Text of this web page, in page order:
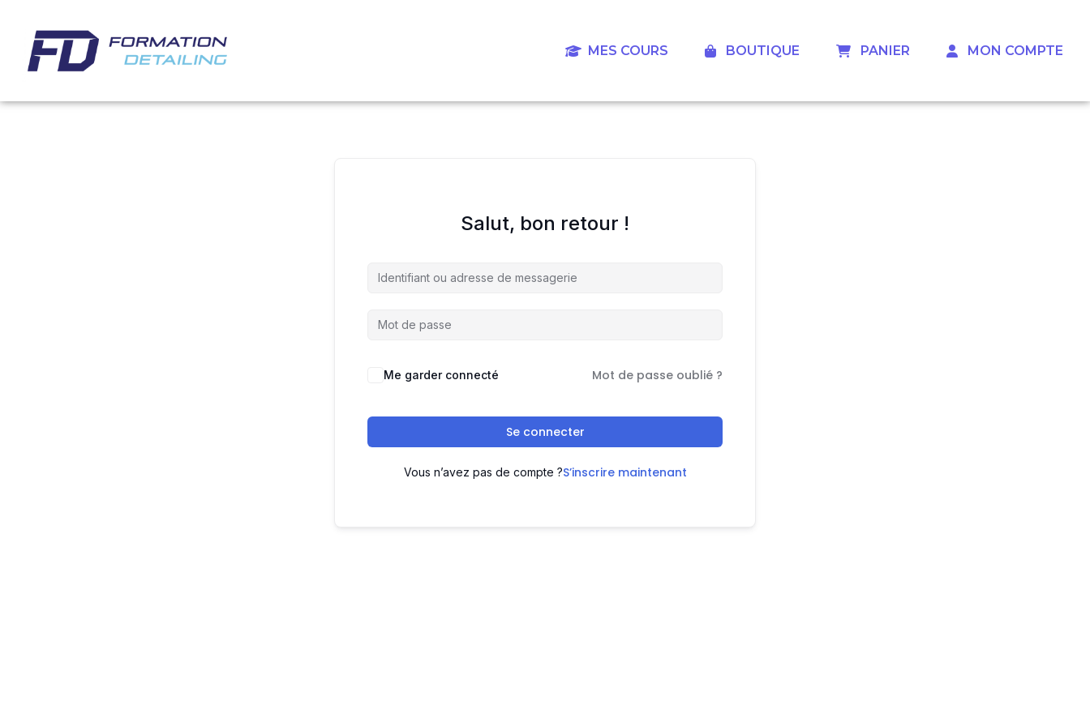
contenuMES COURS ‎ ‎ ‎ BOUTIQUE ‎ ‎ ‎ PANIER ‎ ‎ ‎ MON COMPTE
Salut, bon retour !
Me garder connecté Mot de passe oublié ?
Se connecter
Vous n’avez pas de compte ?S’inscrire maintenant